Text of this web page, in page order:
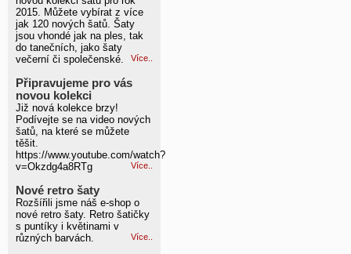
2015. Můžete vybírat z více
jak 120 nových šatů. Šaty
jsou vhondé jak na ples, tak
do tanečních, jako šaty
večerní či společenské.
Více..
Připravujeme pro vás
novou kolekci
Již nová kolekce brzy!
Podívejte se na video nových
šatů, na které se můžete
těšit.
https://www.youtube.com/watch?
v=Okzdg4a8RTg
Více..
Nové retro šaty
Rozšířili jsme náš e-shop o
nové retro šaty. Retro šatičky
s puntíky i květinami v
různých barvách.
Více..